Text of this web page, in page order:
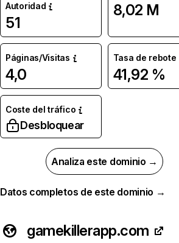
Autoridad
51
8,02 M
Páginas/Visitas
4,0
Tasa de rebote
41,92 %
Coste del tráfico
Desbloquear
Analiza este dominio →
Datos completos de este dominio →
gamekillerapp.com